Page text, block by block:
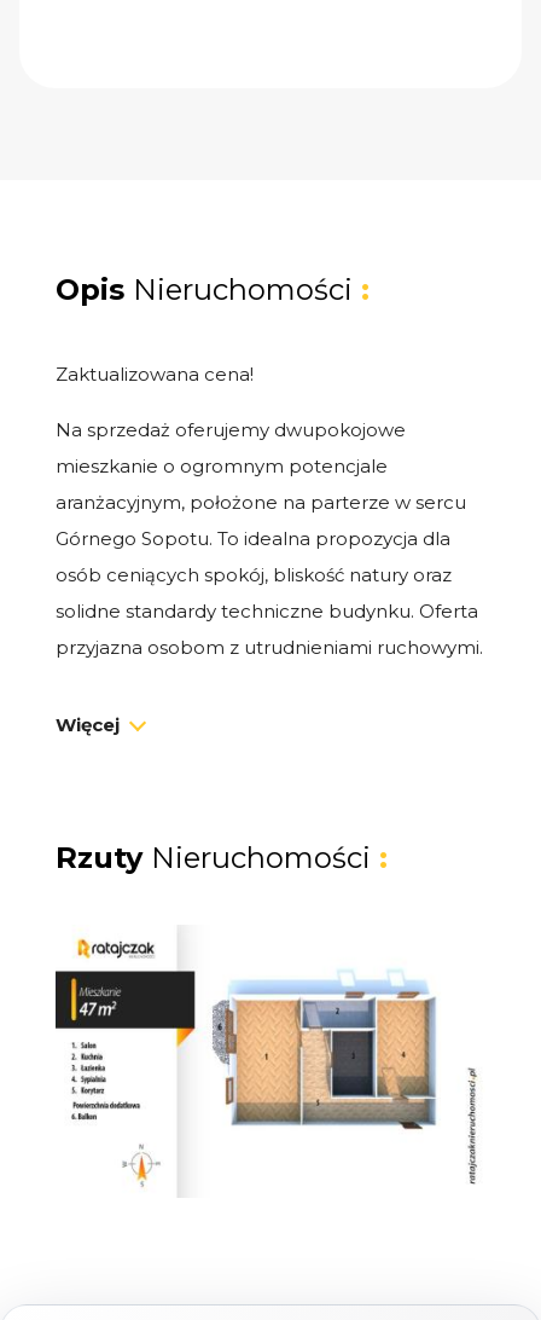
Opis Nieruchomości :
Zaktualizowana cena!
Na sprzedaż oferujemy dwupokojowe
mieszkanie o ogromnym potencjale
aranżacyjnym, położone na parterze w sercu
Górnego Sopotu. To idealna propozycja dla
osób ceniących spokój, bliskość natury oraz
solidne standardy techniczne budynku. Oferta
przyjazna osobom z utrudnieniami ruchowymi.
Najważniejsze atuty nieruchomości:
dowolną aranżację. Możesz zachować
open space.
Infrastruktura budynku:Budynek
przeszedł szereg istotnych modernizacji,
co przekłada się na komfort i niskie koszty
utrzymania.
Nowa elewacja i termoizolacja:
Budynek
jest ocieplony i estetycznie wykończony.
Więcej
Rzuty Nieruchomości :